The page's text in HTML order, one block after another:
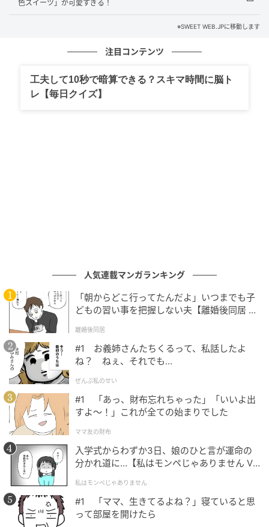
SWEETWEB.JP
③【ストロベリーミルク】は華やかな甘酸っ
ぱさがたまらない！
色スイーツ」が可愛すぎる！
※SWEET WEB.JPに移動します
注目コンテンツ
工夫して10秒で暗算できる？スキマ時間に脳ト
レ【毎日クイズ】
人気連載マンガランキング
「朝からどこ行ってたんだよ」いつまでも子
どもの習い事を把握しない夫【離婚後同居 Vo
離婚後同居
#1 お義姉さんたちくるって、私話したよ
ね？ ねぇ、それでも…
ぜんぶ私のせい
#1 「あっ、財布忘れちゃった」「いいよ出
すよ〜！」これが全ての始まりでした
ママ友の財布
入学式からわずか3日、娘のひと言が運命の
分かれ道に…【私はモンペじゃありません Vo
私はモンペじゃありません
#1 「ママ、生きてるよね？」寝ていると思
って部屋を開けたら